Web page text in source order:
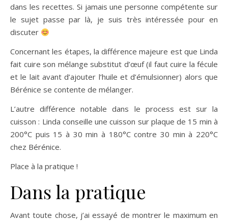
dans les recettes. Si jamais une personne compétente sur
le sujet passe par là, je suis très intéressée pour en
discuter
Concernant les étapes, la différence majeure est que Linda
fait cuire son mélange substitut d’œuf (il faut cuire la fécule
et le lait avant d’ajouter l’huile et d’émulsionner) alors que
Bérénice se contente de mélanger.
L’autre différence notable dans le process est sur la
cuisson : Linda conseille une cuisson sur plaque de 15 min à
200°C puis 15 à 30 min à 180°C contre 30 min à 220°C
chez Bérénice.
Place à la pratique !
Dans la pratique
Avant toute chose, j’ai essayé de montrer le maximum en